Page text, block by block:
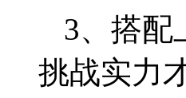
3、搭配
挑战实力